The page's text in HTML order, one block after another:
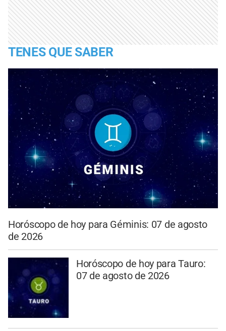
TENES QUE SABER
Horóscopo de hoy para Géminis: 07 de agosto
de 2026
Horóscopo de hoy para Tauro:
07 de agosto de 2026